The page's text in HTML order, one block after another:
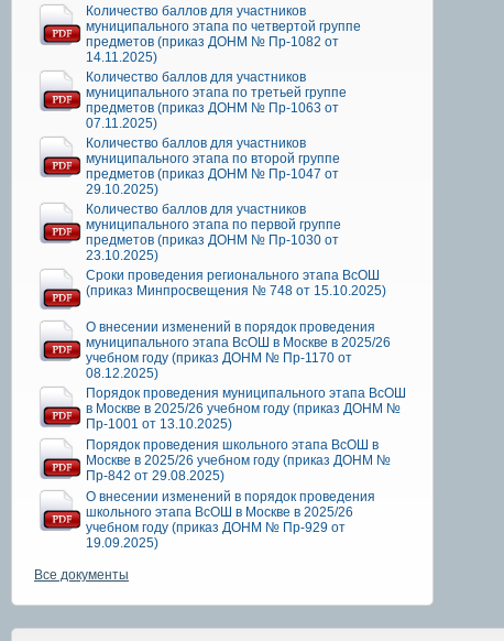
Количество баллов для участников
муниципального этапа по четвертой группе
предметов (приказ ДОНМ № Пр-1082 от
14.11.2025)
Количество баллов для участников
муниципального этапа по третьей группе
предметов (приказ ДОНМ № Пр-1063 от
07.11.2025)
Количество баллов для участников
муниципального этапа по второй группе
предметов (приказ ДОНМ № Пр-1047 от
29.10.2025)
Количество баллов для участников
муниципального этапа по первой группе
предметов (приказ ДОНМ № Пр-1030 от
23.10.2025)
Сроки проведения регионального этапа ВсОШ
(приказ Минпросвещения № 748 от 15.10.2025)
О внесении изменений в порядок проведения
муниципального этапа ВсОШ в Москве в 2025/26
учебном году (приказ ДОНМ № Пр-1170 от
08.12.2025)
Порядок проведения муниципального этапа ВсОШ
в Москве в 2025/26 учебном году (приказ ДОНМ №
Пр-1001 от 13.10.2025)
Порядок проведения школьного этапа ВсОШ в
Москве в 2025/26 учебном году (приказ ДОНМ №
Пр-842 от 29.08.2025)
О внесении изменений в порядок проведения
школьного этапа ВсОШ в Москве в 2025/26
учебном году (приказ ДОНМ № Пр-929 от
19.09.2025)
Все документы